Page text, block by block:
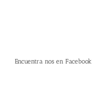
Encuentra nos en Facebook